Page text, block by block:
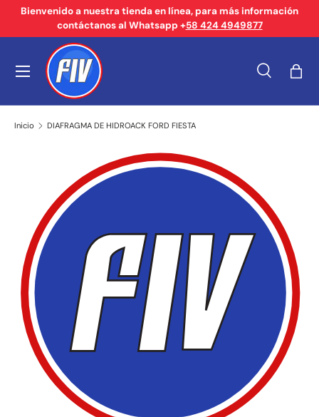
Ir al contenido
Bienvenido a nuestra tienda en línea, para más información
contáctanos al Whatsapp +58 424 4949877
Buscar
Tipo de producto
Buscar
Menú
Inicio DIAFRAGMA DE HIDROACK FORD FIESTA